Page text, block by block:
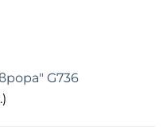
G736